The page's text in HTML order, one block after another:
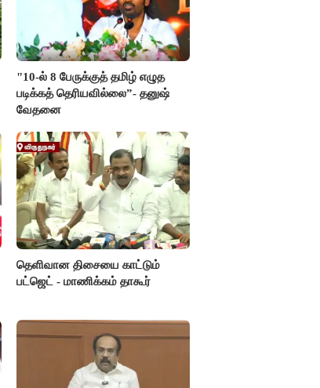
"10-ல் 8 பேருக்குத் தமிழ் எழுத
படிக்கத் தெரியவில்லை”- தனுஷ்
வேதனை
தெளிவான திசையை காட்டும்
பட்ஜெட் - மாணிக்கம் தாகூர்